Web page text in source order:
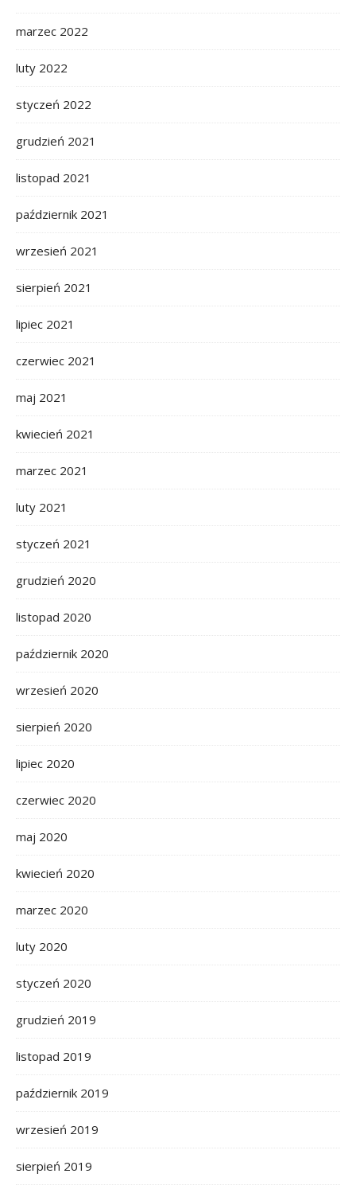
marzec 2022
luty 2022
styczeń 2022
grudzień 2021
listopad 2021
październik 2021
wrzesień 2021
sierpień 2021
lipiec 2021
czerwiec 2021
maj 2021
kwiecień 2021
marzec 2021
luty 2021
styczeń 2021
grudzień 2020
listopad 2020
październik 2020
wrzesień 2020
sierpień 2020
lipiec 2020
czerwiec 2020
maj 2020
kwiecień 2020
marzec 2020
luty 2020
styczeń 2020
grudzień 2019
listopad 2019
październik 2019
wrzesień 2019
sierpień 2019